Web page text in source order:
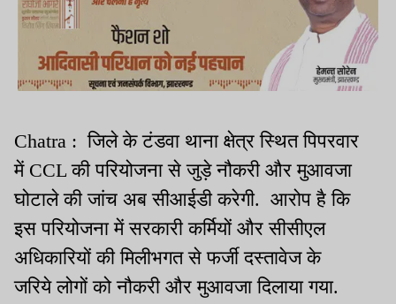
Chatra : जिले के टंडवा थाना क्षेत्र स्थित पिपरवार
में CCL की परियोजना से जुड़े नौकरी और मुआवजा
घोटाले की जांच अब सीआईडी करेगी. आरोप है कि
इस परियोजना में सरकारी कर्मियों और सीसीएल
अधिकारियों की मिलीभगत से फर्जी दस्तावेज के
जरिये लोगों को नौकरी और मुआवजा दिलाया गया.